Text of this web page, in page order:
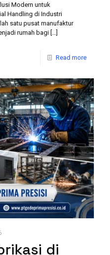
Modern untuk
Handling di Industri
satu pusat manufaktur
rumah bagi […]
Read more
di